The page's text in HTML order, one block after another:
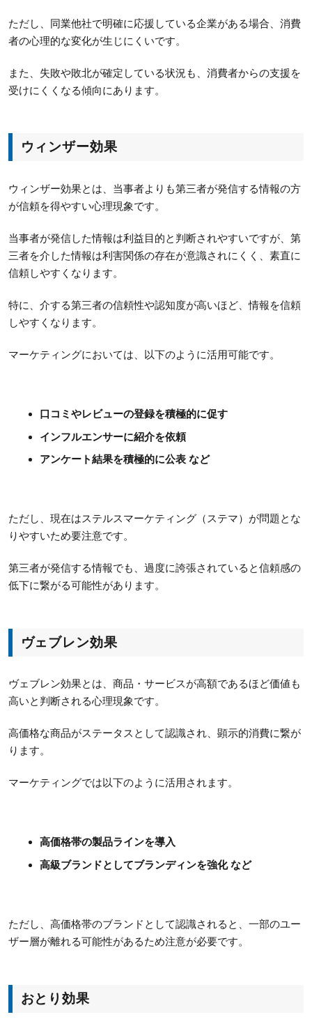
ただし、同業他社で明確に応援している企業がある場合、消費
者の心理的な変化が生じにくいです。
また、失敗や敗北が確定している状況も、消費者からの支援を
受けにくくなる傾向にあります。
ウィンザー効果
ウィンザー効果とは、当事者よりも第三者が発信する情報の方
が信頼を得やすい心理現象です。
当事者が発信した情報は利益目的と判断されやすいですが、第
三者を介した情報は利害関係の存在が意識されにくく、素直に
信頼しやすくなります。
特に、介する第三者の信頼性や認知度が高いほど、情報を信頼
しやすくなります。
マーケティングにおいては、以下のように活用可能です。
口コミやレビューの登録を積極的に促す
インフルエンサーに紹介を依頼
アンケート結果を積極的に公表 など
ただし、現在はステルスマーケティング（ステマ）が問題とな
りやすいため要注意です。
第三者が発信する情報でも、過度に誇張されていると信頼感の
低下に繋がる可能性があります。
ヴェブレン効果
ヴェブレン効果とは、商品・サービスが高額であるほど価値も
高いと判断される心理現象です。
高価格な商品がステータスとして認識され、顕示的消費に繋が
ります。
マーケティングでは以下のように活用されます。
高価格帯の製品ラインを導入
高級ブランドとしてブランディンを強化 など
ただし、高価格帯のブランドとして認識されると、一部のユー
ザー層が離れる可能性があるため注意が必要です。
おとり効果